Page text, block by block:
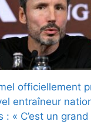
officiellement
entraîneur
: « C’est un